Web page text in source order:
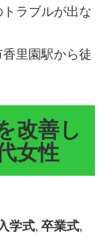
ラブルが出な
里園駅から徒
改善し
女性
学式, 卒業式,